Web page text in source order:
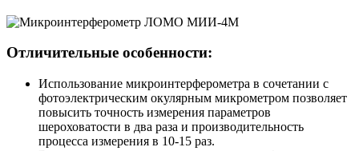
Отличительные особенности:
Использование микроинтерферометра в сочетании с
фотоэлектрическим окулярным микрометром позволяет
повысить точность измерения параметров
шероховатости в два раза и производительность
процесса измерения в 10-15 раз.